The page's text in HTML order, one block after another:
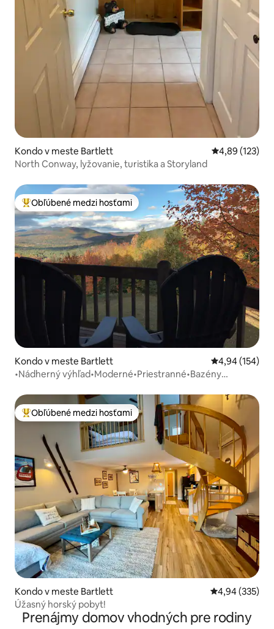
Kondo v meste Bartlett Priemerné
4,89 (123)
North Conway, lyžovanie, turistika a Storyland
Najobľúbenejšie medzi hosťami
Obľúbené medzi hosťami
Kondo v meste Bartlett Priemerné
4,94 (154)
•Nádherný výhľad•Moderné•Priestranné•Bazény
Najobľúbenejšie medzi hosťami
Obľúbené medzi hosťami
Kondo v meste Bartlett Priemerné
4,94 (335)
Úžasný horský pobyt!
Prenájmy domov vhodných pre rodiny